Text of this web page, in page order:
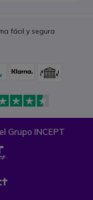
fácil y segura
Grupo INCEPT